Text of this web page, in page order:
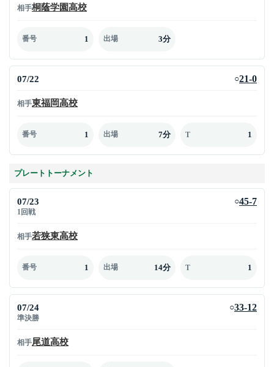
相手桐蔭学園高校
番号 1 出場 3分
07/22 ○21-0
相手東福岡高校
番号 1 出場 7分 T 1
プレートトーナメント
07/23
1回戦
○45-7
相手若狭東高校
番号 1 出場 14分 T 1
07/24
準決勝
○33-12
相手尾道高校